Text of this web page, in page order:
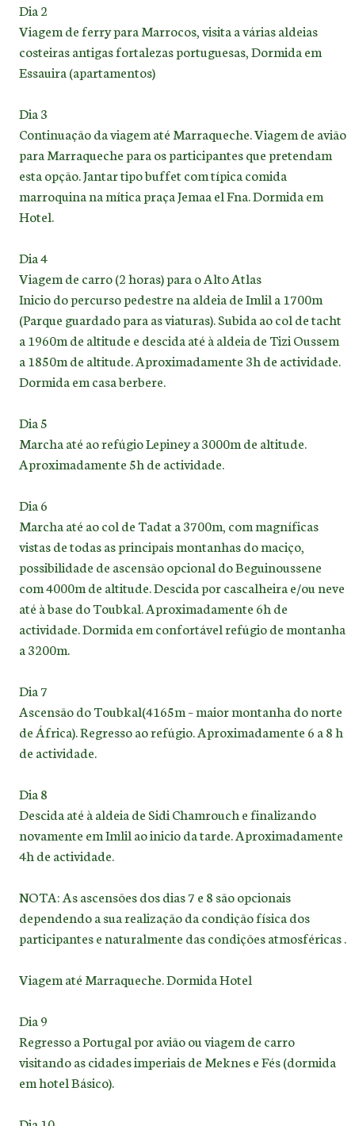
Dia 2
Viagem de ferry para Marrocos, visita a várias aldeias
costeiras antigas fortalezas portuguesas, Dormida em
Essauira (apartamentos)
Dia 3
Continuação da viagem até Marraqueche. Viagem de avião
para Marraqueche para os participantes que pretendam
esta opção. Jantar tipo buffet com típica comida
marroquina na mítica praça Jemaa el Fna. Dormida em
Hotel.
Dia 4
Viagem de carro (2 horas) para o Alto Atlas
Inicio do percurso pedestre na aldeia de Imlil a 1700m
(Parque guardado para as viaturas). Subida ao col de tacht
a 1960m de altitude e descida até à aldeia de Tizi Oussem
a 1850m de altitude. Aproximadamente 3h de actividade.
Dormida em casa berbere.
Dia 5
Marcha até ao refúgio Lepiney a 3000m de altitude.
Aproximadamente 5h de actividade.
Dia 6
Marcha até ao col de Tadat a 3700m, com magníficas
vistas de todas as principais montanhas do maciço,
possibilidade de ascensão opcional do Beguinoussene
com 4000m de altitude. Descida por cascalheira e/ou neve
até à base do Toubkal. Aproximadamente 6h de
actividade. Dormida em confortável refúgio de montanha
a 3200m.
Dia 7
Ascensão do Toubkal(4165m – maior montanha do norte
de África). Regresso ao refúgio. Aproximadamente 6 a 8 h
de actividade.
Dia 8
Descida até à aldeia de Sidi Chamrouch e finalizando
novamente em Imlil ao inicio da tarde. Aproximadamente
4h de actividade.
NOTA: As ascensões dos dias 7 e 8 são opcionais
dependendo a sua realização da condição física dos
participantes e naturalmente das condições atmosféricas .
Viagem até Marraqueche. Dormida Hotel
Dia 9
Regresso a Portugal por avião ou viagem de carro
visitando as cidades imperiais de Meknes e Fés (dormida
em hotel Básico).